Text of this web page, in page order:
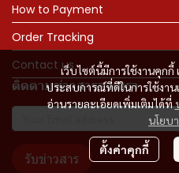
เว็บไซต์นี้มีการใช้งานคุก
ประสบการณ์ที่ดีในการใช้งา
อ่านรายละเอียดเพิ่มเติมได้ที่
นโยบ
ตั้งค่าคุกกี้
How to Payment
Order Tracking
Contact us
ติดตามข่าวสารจากเรา
รับข่าวสาร